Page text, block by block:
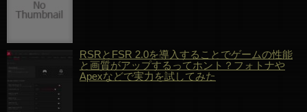
RSRとFSR 2.0を導入することでゲームの性能
と画質がアップするってホント？フォトナや
Apexなどで実力を試してみた